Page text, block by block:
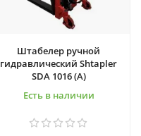
Штабелер ручной
гидравлический Shtapler
SDA 1016 (A)
Есть в наличии